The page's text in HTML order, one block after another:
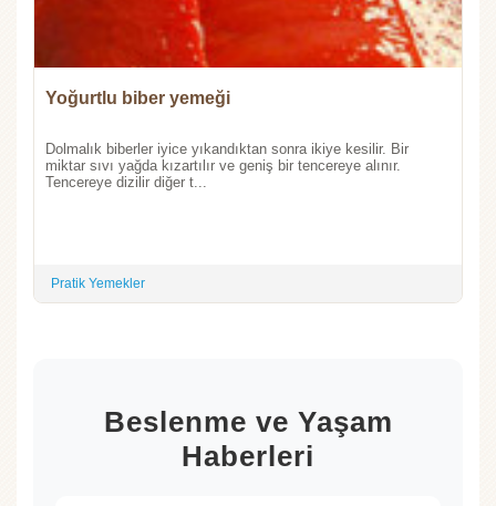
Yoğurtlu biber yemeği
Dolmalık biberler iyice yıkandıktan sonra ikiye kesilir. Bir
miktar sıvı yağda kızartılır ve geniş bir tencereye alınır.
Tencereye dizilir diğer t...
Pratik Yemekler
Beslenme ve Yaşam
Haberleri